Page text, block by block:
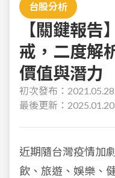
台股分析
【關鍵報
戒，二度解
價值與潛力
初次發布： 2021.05.28
最後更新：
近期隨台灣疫情加
飲、旅遊、娛樂、